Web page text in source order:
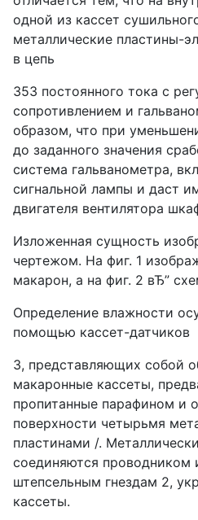
одной из кассет
металлические пластины-
в цепь
353 постоянного тока с
сопротивлением и
образом, что при
до заданного значения
система гальванометра,
сигнальной лампы и даст
двигателя вентилятора
Изложенная сущность
чертежом. На фиг. 1
макарон, а на фиг. 2 вЂ”
Определение влажности
помощью кассет-датчиков
3, представляющих собой
макаронные кассеты,
пропитанные парафином и
поверхности четырьмя
пластинами /.
соединяются проводником
штепсельным гнездам 2,
кассеты.